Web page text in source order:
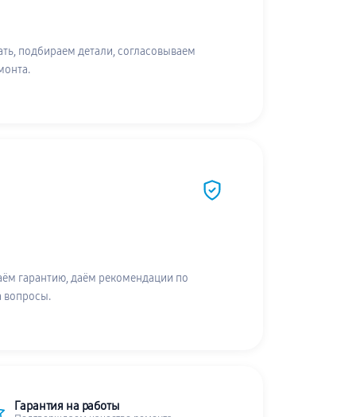
подбираем детали, согласовываем
гарантию, даём рекомендации по
вопросы.
Гарантия на работы